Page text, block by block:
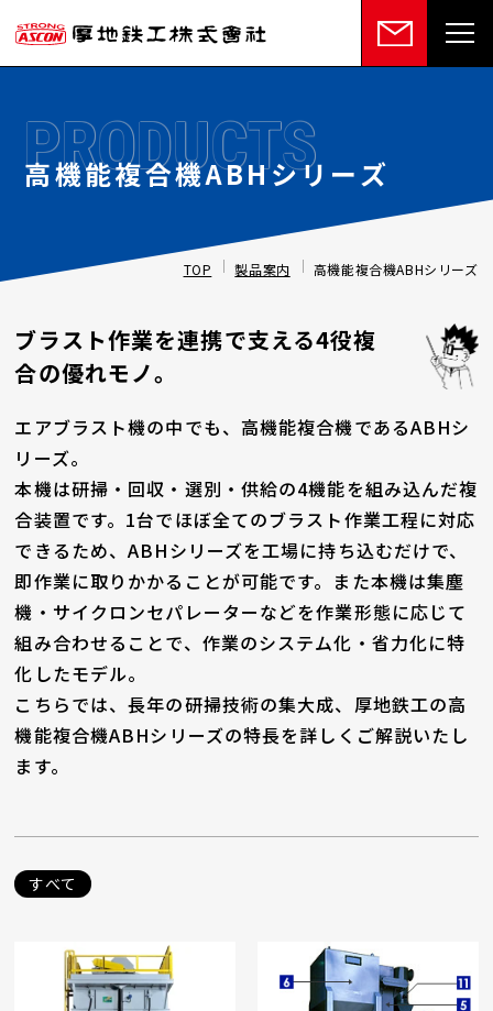
高機能複合機ABHシリーズ
PRODUCTS
TOP 製品案内 高機能複合機ABHシリーズ
ブラスト作業を連携で支える4役複
合の優れモノ。
エアブラスト機の中でも、高機能複合機であるABHシ
リーズ。
本機は研掃・回収・選別・供給の4機能を組み込んだ複
合装置です。1台でほぼ全てのブラスト作業工程に対応
できるため、ABHシリーズを工場に持ち込むだけで、
即作業に取りかかることが可能です。また本機は集塵
機・サイクロンセパレーターなどを作業形態に応じて
組み合わせることで、作業のシステム化・省力化に特
化したモデル。
こちらでは、長年の研掃技術の集大成、厚地鉄工の高
機能複合機ABHシリーズの特長を詳しくご解説いたし
ます。
すべて